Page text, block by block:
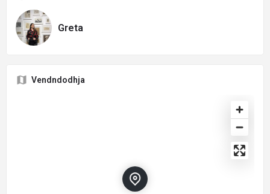
Greta
Vendndodhja